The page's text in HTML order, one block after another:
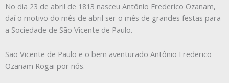
No dia 23 de abril de 1813 nasceu Antônio Frederico Ozanam,
daí o motivo do mês de abril ser o mês de grandes festas para
a Sociedade de São Vicente de Paulo.
São Vicente de Paulo e o bem aventurado Antônio Frederico
Ozanam Rogai por nós.